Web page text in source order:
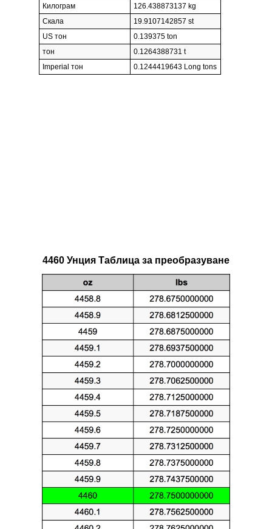
Килограм
126.438873137 kg
Скала
19.9107142857 st
US тон
0.139375 ton
тон
0.1264388731 t
Imperial тон
0.1244419643 Long tons
4460 Унция Таблица за преобразуване